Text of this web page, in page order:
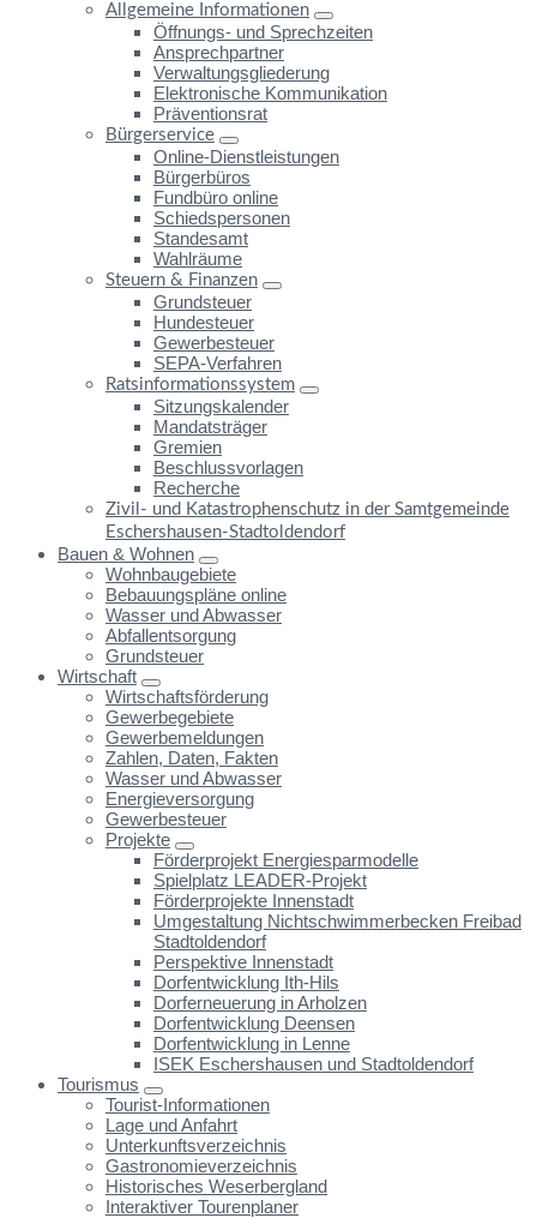
Allgemeine Informationen
Öffnungs- und Sprechzeiten
Ansprechpartner
Verwaltungsgliederung
Elektronische Kommunikation
Präventionsrat
Bürgerservice
Online-Dienstleistungen
Bürgerbüros
Fundbüro online
Schiedspersonen
Standesamt
Wahlräume
Steuern & Finanzen
Grundsteuer
Hundesteuer
Gewerbesteuer
SEPA-Verfahren
Ratsinformationssystem
Sitzungskalender
Mandatsträger
Gremien
Beschlussvorlagen
Recherche
Zivil- und Katastrophenschutz in der Samtgemeinde
Eschershausen-Stadtoldendorf
Bauen & Wohnen
Wohnbaugebiete
Bebauungspläne online
Wasser und Abwasser
Abfallentsorgung
Grundsteuer
Wirtschaft
Wirtschaftsförderung
Gewerbegebiete
Gewerbemeldungen
Zahlen, Daten, Fakten
Wasser und Abwasser
Energieversorgung
Gewerbesteuer
Projekte
Förderprojekt Energiesparmodelle
Spielplatz LEADER-Projekt
Förderprojekte Innenstadt
Umgestaltung Nichtschwimmerbecken Freibad
Stadtoldendorf
Perspektive Innenstadt
Dorfentwicklung Ith-Hils
Dorferneuerung in Arholzen
Dorfentwicklung Deensen
Dorfentwicklung in Lenne
ISEK Eschershausen und Stadtoldendorf
Tourismus
Tourist-Informationen
Lage und Anfahrt
Unterkunftsverzeichnis
Gastronomieverzeichnis
Historisches Weserbergland
Interaktiver Tourenplaner